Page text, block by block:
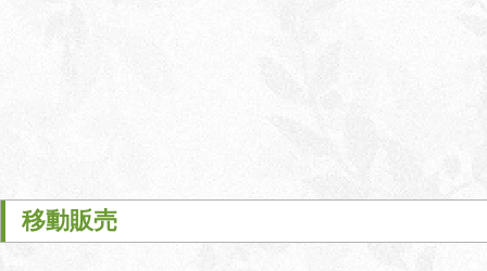
移動販売